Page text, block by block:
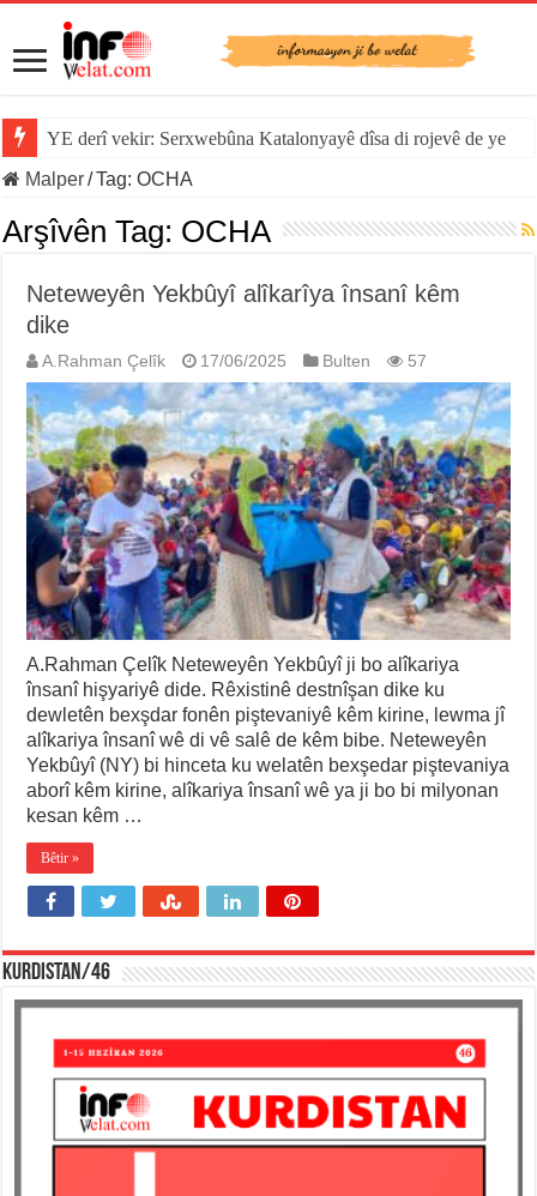
YE derî vekir: Serxwebûna Katalonyayê dîsa di rojevê de ye
Malper/Tag:OCHA
Arşîvên Tag: OCHA
Neteweyên Yekbûyî alîkarîya însanî kêm
dike
A.Rahman Çelîk 17/06/2025 Bulten 57
A.Rahman Çelîk Neteweyên Yekbûyî ji bo alîkariya
însanî hişyariyê dide. Rêxistinê destnîşan dike ku
dewletên bexşdar fonên piştevaniyê kêm kirine, lewma jî
alîkariya însanî wê di vê salê de kêm bibe. Neteweyên
Yekbûyî (NY) bi hinceta ku welatên bexşedar piştevaniya
aborî kêm kirine, alîkariya însanî wê ya ji bo bi milyonan
kesan kêm …
Bêtir »
KURDISTAN/46